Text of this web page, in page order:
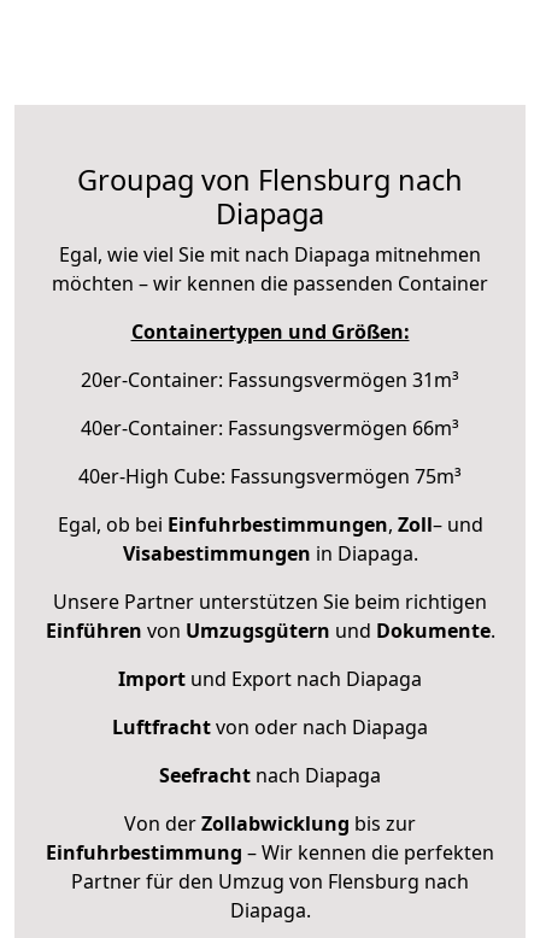
Groupag von Flensburg nach
Diapaga
Egal, wie viel Sie mit nach Diapaga mitnehmen
möchten – wir kennen die passenden Container
Containertypen und Größen:
20er-Container: Fassungsvermögen 31m³
40er-Container: Fassungsvermögen 66m³
40er-High Cube: Fassungsvermögen 75m³
Egal, ob bei Einfuhrbestimmungen, Zoll– und
Visabestimmungen in Diapaga.
Unsere Partner unterstützen Sie beim richtigen
Einführen von Umzugsgütern und Dokumente.
Import und Export nach Diapaga
Luftfrachtvon oder nach Diapaga
Seefracht nach Diapaga
Von derZollabwicklung bis zur
Einfuhrbestimmung – Wir kennen die perfekten
Partner für den Umzug von Flensburg nach
Diapaga.